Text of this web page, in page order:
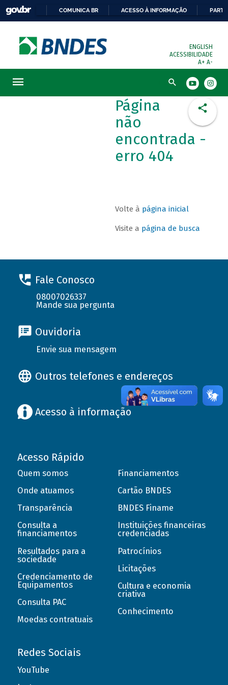
COMUNICA BR ACESSO À INFORMAÇÃO
ENGLISH
ACESSIBILIDADE
A+ A-
Busca
Página
não
encontrada -
erro 404
Volte à página inicial
Visite a página de busca
Fale Conosco
08007026337
Mande sua pergunta
Ouvidoria
Envie sua mensagem
Outros telefones e endereços
Acesso à informação
Acesso Rápido
Quem somos
Onde atuamos
Transparência
Consulta a
financiamentos
Resultados para a
sociedade
Credenciamento de
Equipamentos
Consulta PAC
Moedas contratuais
Financiamentos
Cartão BNDES
BNDES Finame
Instituições financeiras
credenciadas
Patrocínios
Licitações
Cultura e economia
criativa
Conhecimento
Redes Sociais
YouTube